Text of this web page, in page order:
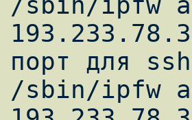
порт для ssh
/sbin/ipfw